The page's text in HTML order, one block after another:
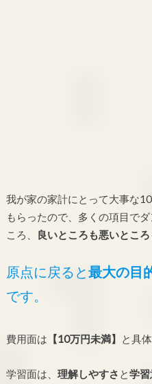
我が家の家計にとって大事な
もらったので、多くの項目で
ころ、
良いところも悪いとこ
原点に戻ると最大の目
です。
費用面は 【10万円未満】 と具
学習面は、 理解しやすさ と学